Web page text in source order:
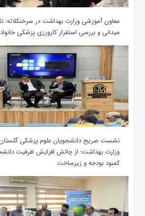
معاون آموزشی وزارت بهداشت در سرخنکلاته:
میدانی و بررسی استقرار کارورزی پزشکی
نشست صریح دانشجویان علوم پزشکی گلستان
وزارت بهداشت؛ از چالش افزایش ظرفیت
کمبود بودجه و زیرساخت